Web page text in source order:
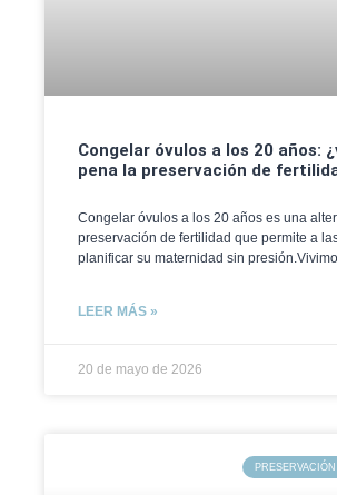
Congelar óvulos a los 20 años:
pena la preservación de
Congelar óvulos a los 20 años es una
preservación de fertilidad que permite a
planificar su maternidad sin
LEER MÁS »
20 de mayo de 2026